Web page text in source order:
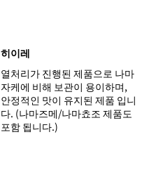
히이레
열처리가 진행된 제품으로 나마
자케에 비해 보관이 용이하며,
안정적인 맛이 유지된 제품 입니
다. (나마즈메/나마쵸조 제품도
포함 됩니다.)